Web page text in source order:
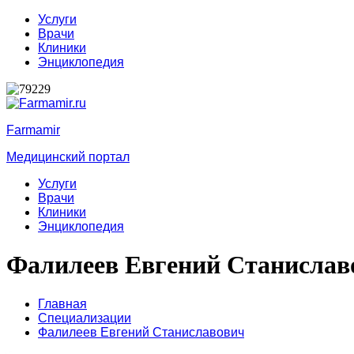
Услуги
Врачи
Клиники
Энциклопедия
Farmamir
Медицинский портал
Услуги
Врачи
Клиники
Энциклопедия
Фалилеев Евгений
Главная
Специализации
Фалилеев Евгений Станиславович